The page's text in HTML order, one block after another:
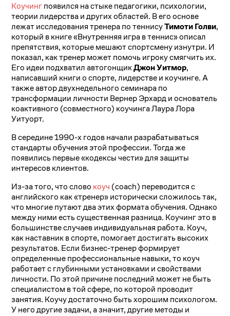
Коучингпоявился на стыке педагогики, психологии,
теории лидерства и других областей. В его основе
лежат исследования тренера по теннисуТимоти Голви,
который в книге «Внутренняя игра в теннис» описал
препятствия, которые мешают спортсмену изнутри. И
показал, как тренер может помочь игроку смягчить их.
Его идеи подхватил автогонщикДжон Уитмор,
написавший книги о спорте, лидерстве и коучинге. А
также автор двухнедельного семинара по
трансформации личности Вернер Эрхард и основатель
коактивного (совместного) коучинга Лаура Лора
Уитуорт.
В середине 1990-х годов начали разрабатываться
стандарты обучения этой профессии. Тогда же
появились первые «кодексы чести» для защиты
интересов клиентов.
Из-за того, что слово коуч (coach) переводится с
английского как «тренер» исторически сложилось так,
что многие путают два этих формата обучения. Однако
между ними есть существенная разница. Коучинг это в
большинстве случаев индивидуальная работа. Коуч,
как наставник в спорте, помогает достигать высоких
результатов. Если бизнес-тренер формирует
определенные профессиональные навыки, то коуч
работает с глубинными установками и свойствами
личности. По этой причине последний может не быть
специалистом в той сфере, по которой проводит
занятия. Коучу достаточно быть хорошим психологом.
У него другие задачи, а значит, другие методы и